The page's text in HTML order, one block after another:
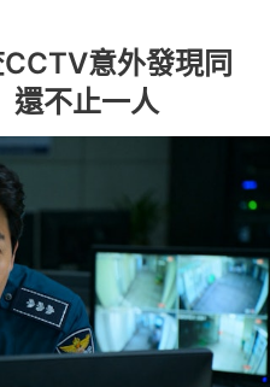
意外發現同
不止一人